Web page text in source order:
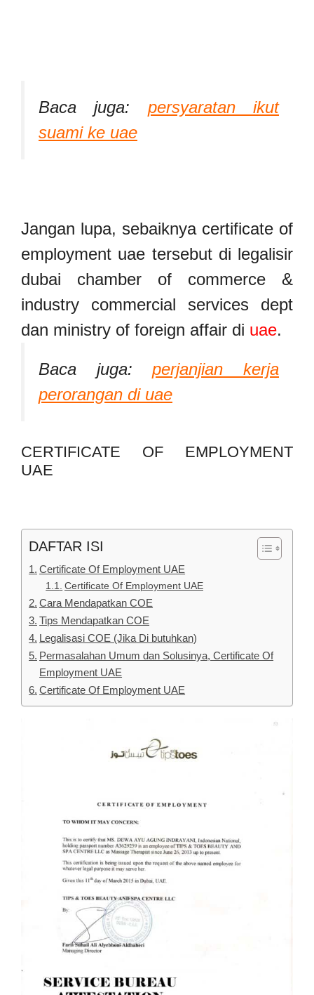
Baca juga: persyaratan ikut
suami ke uae
Jangan lupa, sebaiknya certificate of
employment uae tersebut di legalisir
dubai chamber of commerce &
industry commercial services dept
dan ministry of foreign affair di uae.
Baca juga:
perjanjian kerja
perorangan di uae
CERTIFICATE OF EMPLOYMENT
UAE
DAFTAR ISI
Certificate Of Employment UAE
Certificate Of Employment UAE
Cara Mendapatkan COE
Tips Mendapatkan COE
Legalisasi COE (Jika Di butuhkan)
Permasalahan Umum dan Solusinya, Certificate Of
Employment UAE
Certificate Of Employment UAE